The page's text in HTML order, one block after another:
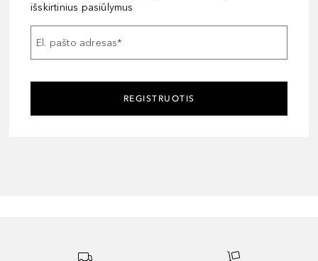
išskirtinius pasiūlymus
El. pašto adresas*
REGISTRUOTIS